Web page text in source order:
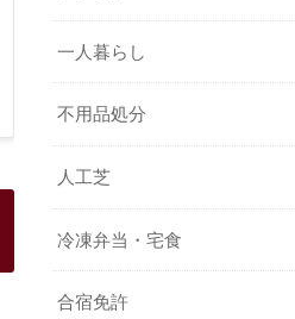
一人暮らし
不用品処分
人工芝
冷凍弁当・宅食
合宿免許